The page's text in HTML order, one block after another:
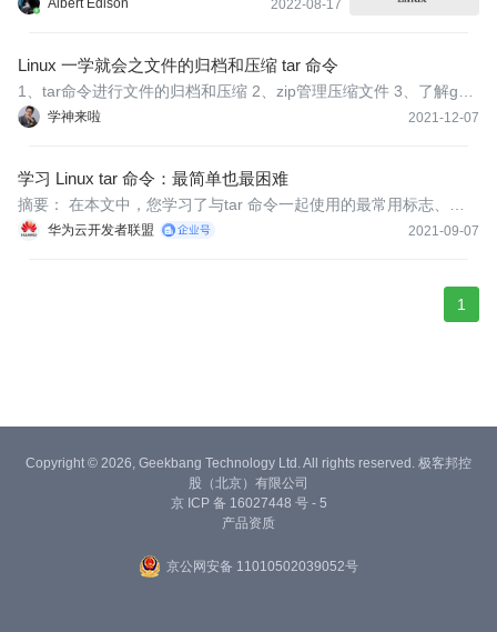
Albert Edison 2022-08-17
Linux 一学就会之文件的归档和压缩 tar 命令
学神来啦 2021-12-07
1、tar命令进行文件的归档和压缩 2、zip管理压缩文件 3、了解gzip
-bzip2-xz管理压缩文件-file-sort查看文件。
学习 Linux tar 命令：最简单也最困难
华为云开发者联盟 2021-09-07
​​​​​​​​摘要： 在本文中，您学习了与tar 命令一起使用的最常用标志、如
何创建和提取 tar 存档以及如何创建和提取 gzip 压缩的 tar 存档。
1
Copyright © 2026, Geekbang Technology Ltd. All rights reserved. 极客邦控
股（北京）有限公司
京 ICP 备 16027448 号 - 5
产品资质
京公网安备 11010502039052号